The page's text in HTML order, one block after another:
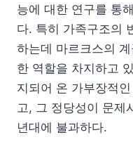
능에 대한 연구를 통
다. 특히 가족구조의
하는데 마르크스의
한 역할을 차지하고
지되어 온 가부장적
고, 그 정당성이 문제
년대에 불과하다.